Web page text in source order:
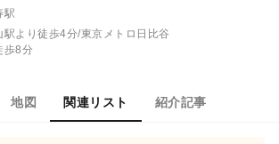
駅
駅より徒歩4分/東京メトロ日比谷
歩8分
地図 関連リスト 紹介記事